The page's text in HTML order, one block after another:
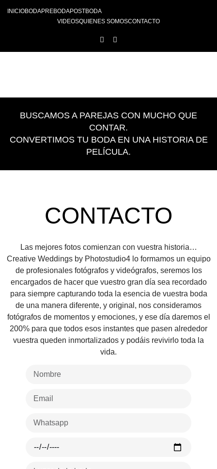
INICIOBODAPREBODAPOSTBODA
VIDEOSQUIENES SOMOSCONTACTO
BUSCAMOS A PAREJAS CON MUCHO QUE
CONTAR.
CONVERTIMOS TU BODA EN UNA HISTORIA DE
PELÍCULA.
CONTACTO
Las mejores fotos comienzan con vuestra historia…
Creative Weddings by Photostudio4 lo formamos un equipo
de profesionales fotógrafos y videógrafos, seremos los
encargados de hacer que vuestro gran día sea recordado
para siempre capturando toda la esencia de vuestra boda
de una manera diferente, y original, nos consideramos
fotógrafos de momentos y emociones, y ese día daremos el
200% para que todos esos instantes que pasen alrededor
vuestra queden inmortalizados y podáis revivirlo toda la
vida.